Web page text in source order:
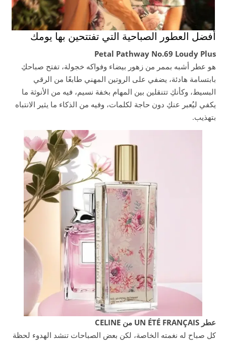
أفضل العطور الصباحية التي تفتتحين بها يومك
Petal Pathway No.69 Loudy Plus
هو عطر أشبه بممر من زهور بيضاء وفواكه خجولة، تفتح صباحكِ
بابتسامة هادئة، يضفي على الروتين المهني طابعًا من الرقي
البسيط، وكأنكِ تتنقلين بين المهام بخفة نسيم، فيه من الأنوثة ما
يكفي ليُعبر عنكِ دون حاجة لكلمات، وفيه من الذكاء ما يثير الانتباه
بتهذيب.
عطر UN ÉTÉ FRANÇAIS من CELINE
كل صباح له نغمته الخاصة، لكن بعض الصباحات تنشد الهدوء لحظة